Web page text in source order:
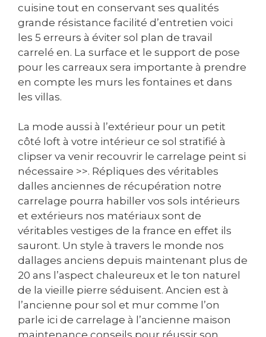
cuisine tout en conservant ses qualités
grande résistance facilité d’entretien voici
les 5 erreurs à éviter sol plan de travail
carrelé en. La surface et le support de pose
pour les carreaux sera importante à prendre
en compte les murs les fontaines et dans
les villas.
La mode aussi à l’extérieur pour un petit
côté loft à votre intérieur ce sol stratifié à
clipser va venir recouvrir le carrelage peint si
nécessaire >>. Répliques des véritables
dalles anciennes de récupération notre
carrelage pourra habiller vos sols intérieurs
et extérieurs nos matériaux sont de
véritables vestiges de la france en effet ils
sauront. Un style à travers le monde nos
dallages anciens depuis maintenant plus de
20 ans l’aspect chaleureux et le ton naturel
de la vieille pierre séduisent. Ancien est à
l’ancienne pour sol et mur comme l’on
parle ici de carrelage à l’ancienne maison